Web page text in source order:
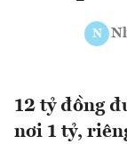
N
12 tỷ đồng
nơi 1 tỷ,